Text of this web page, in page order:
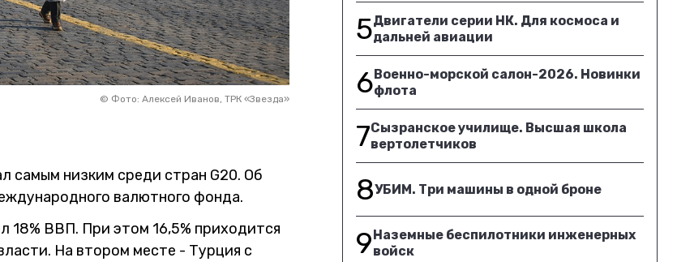
© Фото: Алексей Иванов, ТРК «Звезда»
самым низким среди стран G20. Об
валютного фонда.
18% ВВП. При этом 16,5% приходится
На втором месте - Турция с
5Двигатели серии НК. Для космоса и
дальней авиации
6Военно-морской салон-2026. Новинки
флота
7Сызранское училище. Высшая школа
вертолетчиков
8УБИМ. Три машины в одной броне
9Наземные беспилотники инженерных
войск